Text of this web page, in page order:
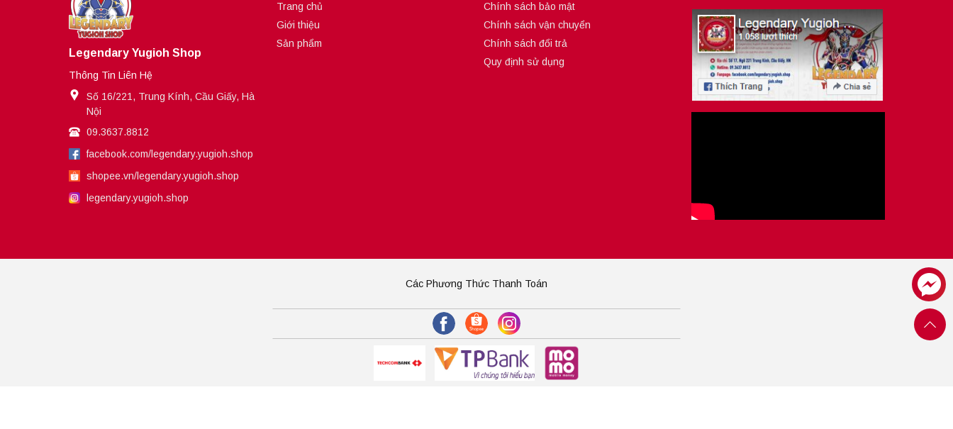
Legendary Yugioh Shop
Thông Tin Liên Hệ
Số 16/221, Trung Kính, Cầu Giấy, Hà
Nội
09.3637.8812
facebook.com/legendary.yugioh.shop
shopee.vn/legendary.yugioh.shop
legendary.yugioh.shop
Trang chủ
Giới thiệu
Sản phẩm
Chính sách bảo mật
Chính sách vận chuyển
Chính sách đổi trả
Quy định sử dụng
Các Phương Thức Thanh Toán